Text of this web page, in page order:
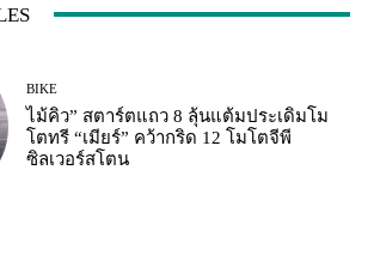
BIKE
ไม้คิว” สตาร์ตแถว 8 ลุ้นแต้มประเดิมโม
โตทรี “เมียร์” คว้ากริด 12 โมโตจีพี
ซิลเวอร์สโตน